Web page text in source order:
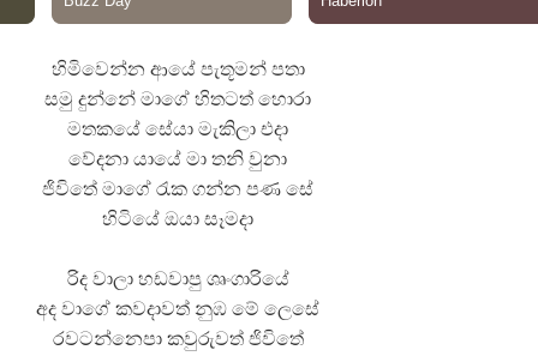
පද පෙළ
හිමිවෙන්න ආයේ පැතූමන් පතා
සමු දුන්නේ මාගේ හිතටත් හොරා
මතකයේ සේයා මැකිලා එදා
වේදනා යායේ මා තනි වුනා
ජිවිතේ මාගේ රැක ගන්න පණ සේ
හිටියේ ඔයා සෑමදා
රිද වාලා හඩවාපු ශෘංගාරියේ
අද වාගේ කවදාවත් නුඹ මේ ලෙසේ
රවටන්නෙපා කවුරුවත් ජිවිතේ